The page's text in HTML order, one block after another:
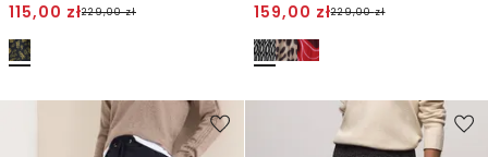
115,00 zł229,00zł
159,00 zł229,00zł